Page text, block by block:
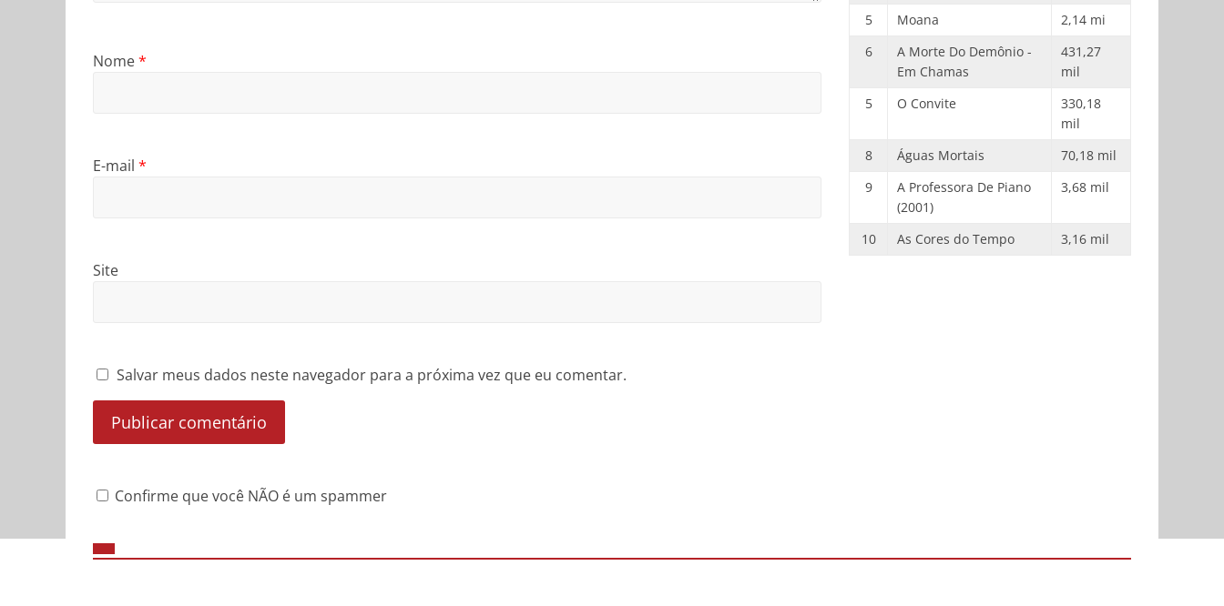
Nome*
E-mail *
Site
Salvar meus dados neste navegador para a próxima vez que eu comentar.
Confirme que você NÃO é um spammer
5
Moana
2,14 mi
6
A Morte Do Demônio -
Em Chamas
431,27
mil
5
O Convite
330,18
mil
8
Águas Mortais
70,18 mil
9
A Professora De Piano
(2001)
3,68 mil
10 As Cores do Tempo 3,16 mil